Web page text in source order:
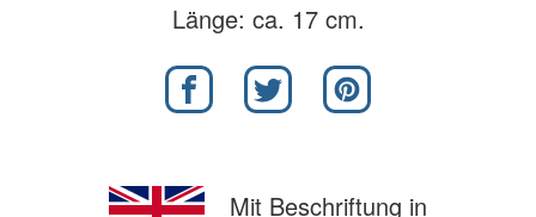
Länge: ca. 17 cm.
Mit Beschriftung in